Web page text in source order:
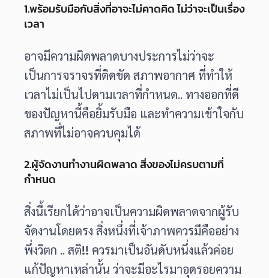
1.พร้อมรับมือกับสิ่งที่อาจะไม่คาดคิด ไม่ว่าจะเป็นเรื่อง
เวลา
อาจมีความผิดพลาดบางประการไม่ว่าจะ
เป็นการจราจรที่ติดขัด สภาพอากาศ ที่ทำให้
เวลาไม่เป็นไปตามเวลาที่กำหนด.. ทางออกที่ดี
ของปัญหานี้คือยิ้มรับมือ และทำความเข้าใจกับ
สภาพที่ไม่อาจควบคุมได้
2.ผู้จัดงานทำงานผิดพลาด สิ่งของไม่ครบตามที่
กำหนด
สิ่งนี้เรียกได้ว่าอาจเป็นความผิดพลาดจากผู้รับ
จัดงานโดยตรง สิ่งหนึ่งที่เจ้าภาพควรมีคืออย่าง
พึ่งวิตก .. สติ!! ควรมาเป็นอันดับหนึ่งแล้วค่อย
แก้ปัญหาเหล่านั้น ว่าจะมีอะไรมาอุดรอยความ